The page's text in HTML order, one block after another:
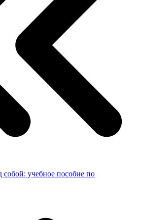
учебное пособие по